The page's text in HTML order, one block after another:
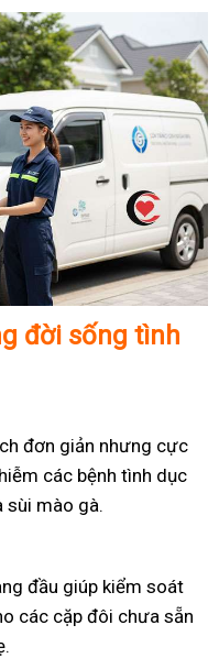
đời sống tình
đơn giản nhưng cực
các bệnh tình dục
sùi mào gà.
đầu giúp kiểm soát
các cặp đôi chưa sẵn